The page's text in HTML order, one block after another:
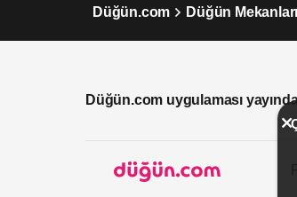
Düğün.com Düğün Mekanları
Düğün.com uygulaması